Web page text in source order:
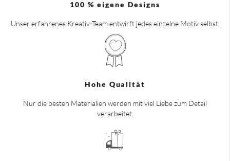
100 % eigene Designs
Unser erfahrenes Kreativ-Team entwirft jedes einzelne Motiv selbst.
Hohe Qualität
Nur die besten Materialien werden mit viel Liebe zum Detail
verarbeitet.